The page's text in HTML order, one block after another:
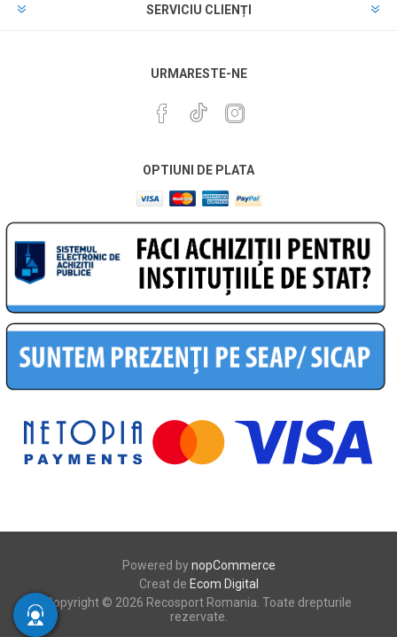
SERVICIU CLIENȚI
URMARESTE-NE
OPTIUNI DE PLATA
Powered bynopCommerce
Creat de Ecom Digital
Copyright © 2026 Recosport Romania. Toate drepturile
rezervate.